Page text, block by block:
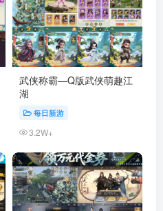
武侠称霸—Q版武侠萌趣江
湖
每日新游
3.2W+